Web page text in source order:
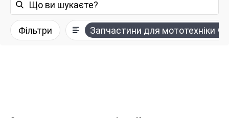
Фільтри Запчастини для мототехніки